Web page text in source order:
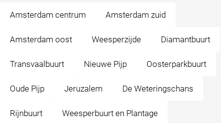
Amsterdam centrum Amsterdam zuid
Amsterdam oost Weesperzijde Diamantbuurt
Transvaalbuurt Nieuwe Pijp Oosterparkbuurt
Oude Pijp Jeruzalem De Weteringschans
Rijnbuurt Weesperbuurt en Plantage